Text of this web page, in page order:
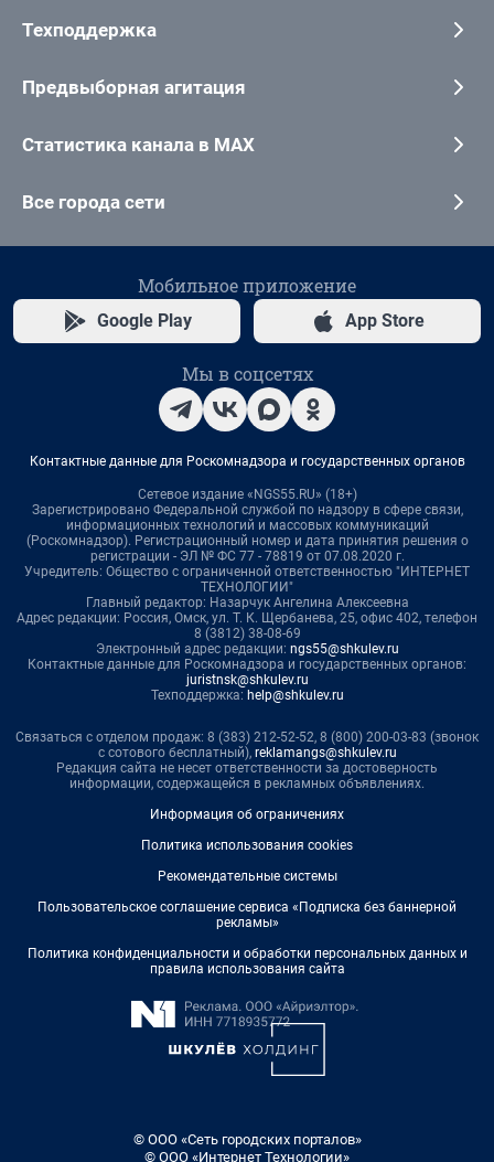
Техподдержка
Предвыборная агитация
Статистика канала в MAX
Все города сети
Мобильное приложение
Google Play App Store
Мы в соцсетях
Контактные данные для Роскомнадзора и государственных органов
Сетевое издание «NGS55.RU» (18+)
Зарегистрировано Федеральной службой по надзору в сфере связи,
информационных технологий и массовых коммуникаций
(Роскомнадзор). Регистрационный номер и дата принятия решения о
регистрации - ЭЛ № ФС 77 - 78819 от 07.08.2020 г.
Учредитель: Общество с ограниченной ответственностью "ИНТЕРНЕТ
ТЕХНОЛОГИИ"
Главный редактор: Назарчук Ангелина Алексеевна
Адрес редакции: Россия, Омск, ул. Т. К. Щербанева, 25, офис 402, телефон
8 (3812) 38-08-69
Электронный адрес редакции: ngs55@shkulev.ru
Контактные данные для Роскомнадзора и государственных органов:
juristnsk@shkulev.ru
Техподдержка: help@shkulev.ru
Связаться с отделом продаж: 8 (383) 212-52-52, 8 (800) 200-03-83 (звонок
с сотового бесплатный), reklamangs@shkulev.ru
Редакция сайта не несет ответственности за достоверность
информации, содержащейся в рекламных объявлениях.
Информация об ограничениях
Политика использования cookies
Рекомендательные системы
Пользовательское соглашение сервиса «Подписка без баннерной
рекламы»
Политика конфиденциальности и обработки персональных данных и
правила использования сайта
© ООО «Сеть городских порталов»
© ООО «Интернет Технологии»